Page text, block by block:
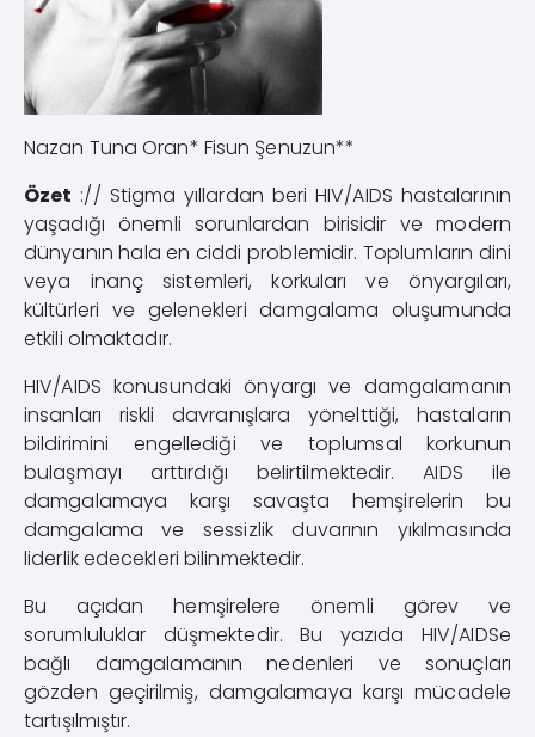
Nazan Tuna Oran* Fisun Şenuzun**
Özet :// Stigma yıllardan beri HIV/AIDS hastalarının
yaşadığı önemli sorunlardan birisidir ve modern
dünyanın hala en ciddi problemidir. Toplumların dini
veya inanç sistemleri, korkuları ve önyargıları,
kültürleri ve gelenekleri damgalama oluşumunda
etkili olmaktadır.
HIV/AIDS konusundaki önyargı ve damgalamanın
insanları riskli davranışlara yönelttiği, hastaların
bildirimini engellediği ve toplumsal korkunun
bulaşmayı arttırdığı belirtilmektedir. AIDS ile
damgalamaya karşı savaşta hemşirelerin bu
damgalama ve sessizlik duvarının yıkılmasında
liderlik edecekleri bilinmektedir.
Bu açıdan hemşirelere önemli görev ve
sorumluluklar düşmektedir. Bu yazıda HIV/AIDSe
bağlı damgalamanın nedenleri ve sonuçları
gözden geçirilmiş, damgalamaya karşı mücadele
tartışılmıştır.